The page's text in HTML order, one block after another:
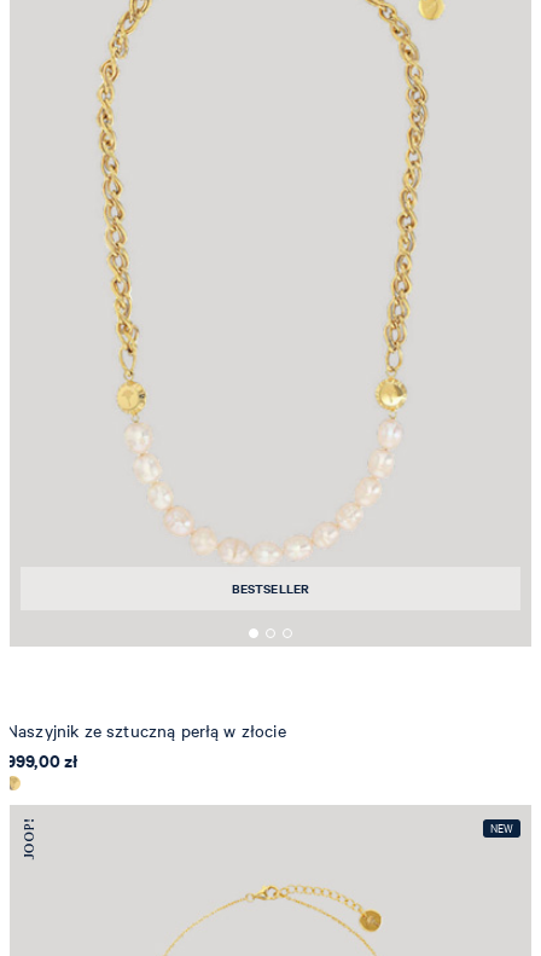
BESTSELLER
Naszyjnik ze sztuczną perłą w złocie
999,00 zł